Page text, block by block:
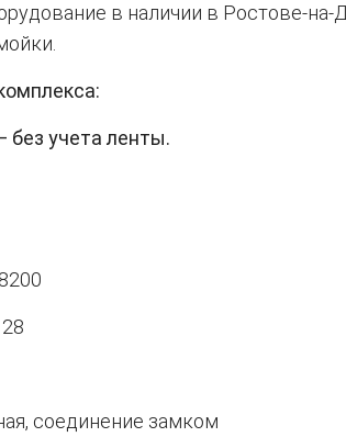
в наличии в Ростове-на-
без учета ленты.
соединение замком